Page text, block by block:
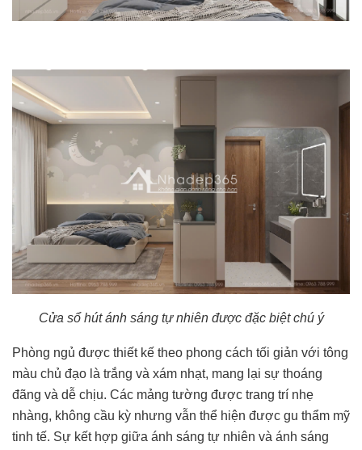
Cửa sổ hút ánh sáng tự nhiên được đặc biệt chú ý
Phòng ngủ được thiết kế theo phong cách tối giản với tông
màu chủ đạo là trắng và xám nhạt, mang lại sự thoáng
đãng và dễ chịu. Các mảng tường được trang trí nhẹ
nhàng, không cầu kỳ nhưng vẫn thể hiện được gu thẩm mỹ
tinh tế. Sự kết hợp giữa ánh sáng tự nhiên và ánh sáng